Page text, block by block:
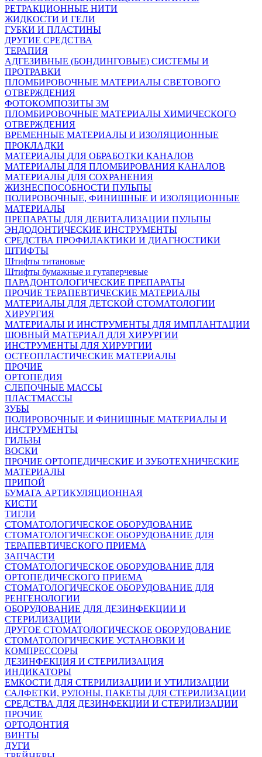
РЕТРАКЦИОННЫЕ НИТИ
ЖИДКОСТИ И ГЕЛИ
ГУБКИ И ПЛАСТИНЫ
ДРУГИЕ СРЕДСТВА
ТЕРАПИЯ
АДГЕЗИВНЫЕ (БОНДИНГОВЫЕ) СИСТЕМЫ И
ПРОТРАВКИ
ПЛОМБИРОВОЧНЫЕ МАТЕРИАЛЫ СВЕТОВОГО
ОТВЕРЖДЕНИЯ
ФОТОКОМПОЗИТЫ 3М
ПЛОМБИРОВОЧНЫЕ МАТЕРИАЛЫ ХИМИЧЕСКОГО
ОТВЕРЖДЕНИЯ
ВРЕМЕННЫЕ МАТЕРИАЛЫ И ИЗОЛЯЦИОННЫЕ
ПРОКЛАДКИ
МАТЕРИАЛЫ ДЛЯ ОБРАБОТКИ КАНАЛОВ
МАТЕРИАЛЫ ДЛЯ ПЛОМБИРОВАНИЯ КАНАЛОВ
МАТЕРИАЛЫ ДЛЯ СОХРАНЕНИЯ
ЖИЗНЕСПОСОБНОСТИ ПУЛЬПЫ
ПОЛИРОВОЧНЫЕ, ФИНИШНЫЕ И ИЗОЛЯЦИОННЫЕ
МАТЕРИАЛЫ
ПРЕПАРАТЫ ДЛЯ ДЕВИТАЛИЗАЦИИ ПУЛЬПЫ
ЭНДОДОНТИЧЕСКИЕ ИНСТРУМЕНТЫ
СРЕДСТВА ПРОФИЛАКТИКИ И ДИАГНОСТИКИ
ШТИФТЫ
Штифты титановые
Штифты бумажные и гутаперчевые
ПАРАДОНТОЛОГИЧЕСКИЕ ПРЕПАРАТЫ
ПРОЧИЕ ТЕРАПЕВТИЧЕСКИЕ МАТЕРИАЛЫ
МАТЕРИАЛЫ ДЛЯ ДЕТСКОЙ СТОМАТОЛОГИИ
ХИРУРГИЯ
МАТЕРИАЛЫ И ИНСТРУМЕНТЫ ДЛЯ ИМПЛАНТАЦИИ
ШОВНЫЙ МАТЕРИАЛ ДЛЯ ХИРУРГИИ
ИНСТРУМЕНТЫ ДЛЯ ХИРУРГИИ
ОСТЕОПЛАСТИЧЕСКИЕ МАТЕРИАЛЫ
ПРОЧИЕ
ОРТОПЕДИЯ
СЛЕПОЧНЫЕ МАССЫ
ПЛАСТМАССЫ
ЗУБЫ
ПОЛИРОВОЧНЫЕ И ФИНИШНЫЕ МАТЕРИАЛЫ И
ИНСТРУМЕНТЫ
ГИЛЬЗЫ
ВОСКИ
ПРОЧИЕ ОРТОПЕДИЧЕСКИЕ И ЗУБОТЕХНИЧЕСКИЕ
МАТЕРИАЛЫ
ПРИПОЙ
БУМАГА АРТИКУЛЯЦИОННАЯ
КИСТИ
ТИГЛИ
СТОМАТОЛОГИЧЕСКОЕ ОБОРУДОВАНИЕ
СТОМАТОЛОГИЧЕСКОЕ ОБОРУДОВАНИЕ ДЛЯ
ТЕРАПЕВТИЧЕСКОГО ПРИЕМА
ЗАПЧАСТИ
СТОМАТОЛОГИЧЕСКОЕ ОБОРУДОВАНИЕ ДЛЯ
ОРТОПЕДИЧЕСКОГО ПРИЕМА
СТОМАТОЛОГИЧЕСКОЕ ОБОРУДОВАНИЕ ДЛЯ
РЕНГЕНОЛОГИИ
ОБОРУДОВАНИЕ ДЛЯ ДЕЗИНФЕКЦИИ И
СТЕРИЛИЗАЦИИ
ДРУГОЕ СТОМАТОЛОГИЧЕСКОЕ ОБОРУДОВАНИЕ
СТОМАТОЛОГИЧЕСКИЕ УСТАНОВКИ И
КОМПРЕССОРЫ
ДЕЗИНФЕКЦИЯ И СТЕРИЛИЗАЦИЯ
ИНДИКАТОРЫ
ЕМКОСТИ ДЛЯ СТЕРИЛИЗАЦИИ И УТИЛИЗАЦИИ
САЛФЕТКИ, РУЛОНЫ, ПАКЕТЫ ДЛЯ СТЕРИЛИЗАЦИИ
СРЕДСТВА ДЛЯ ДЕЗИНФЕКЦИИ И СТЕРИЛИЗАЦИИ
ПРОЧИЕ
ОРТОДОНТИЯ
ВИНТЫ
ДУГИ